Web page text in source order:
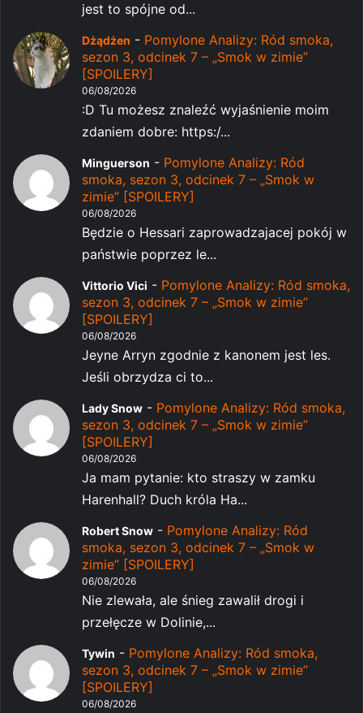
jest to spójne od...
Dżądżen - Pomylone Analizy: Ród smoka,
sezon 3, odcinek 7 – „Smok w zimie”
[SPOILERY]
06/08/2026
:D Tu możesz znaleźć wyjaśnienie moim
zdaniem dobre: https:/...
Minguerson - Pomylone Analizy: Ród
smoka, sezon 3, odcinek 7 – „Smok w
zimie” [SPOILERY]
06/08/2026
Będzie o Hessari zaprowadzajacej pokój w
państwie poprzez le...
Vittorio Vici - Pomylone Analizy: Ród smoka,
sezon 3, odcinek 7 – „Smok w zimie”
[SPOILERY]
06/08/2026
Jeyne Arryn zgodnie z kanonem jest les.
Jeśli obrzydza ci to...
Lady Snow - Pomylone Analizy: Ród smoka,
sezon 3, odcinek 7 – „Smok w zimie”
[SPOILERY]
06/08/2026
Ja mam pytanie: kto straszy w zamku
Harenhall? Duch króla Ha...
Robert Snow - Pomylone Analizy: Ród
smoka, sezon 3, odcinek 7 – „Smok w
zimie” [SPOILERY]
06/08/2026
Nie zlewała, ale śnieg zawalił drogi i
przełęcze w Dolinie,...
Tywin - Pomylone Analizy: Ród smoka,
sezon 3, odcinek 7 – „Smok w zimie”
[SPOILERY]
06/08/2026